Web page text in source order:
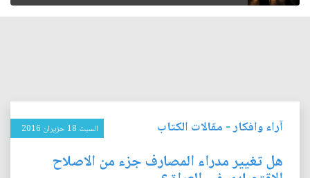
آراء وافكار- مقالات الكتاب السبت 18 حزيران 2016
هل تغيير مدراء المصارف جزء من الاصلاح